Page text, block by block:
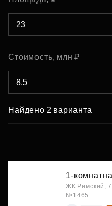
Стоимость, млн ₽
Найдено 2 варианта
1-
ЖК Римский, 7
№1465